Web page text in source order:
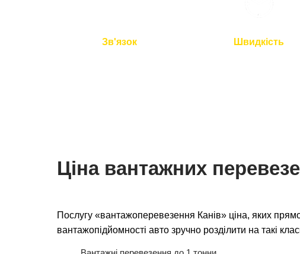
Зв'язок
Швидкість
Ціна вантажних
Послугу «вантажоперевезення Канів» ціна, яких
вантажопідйомності авто зручно розділити на такі